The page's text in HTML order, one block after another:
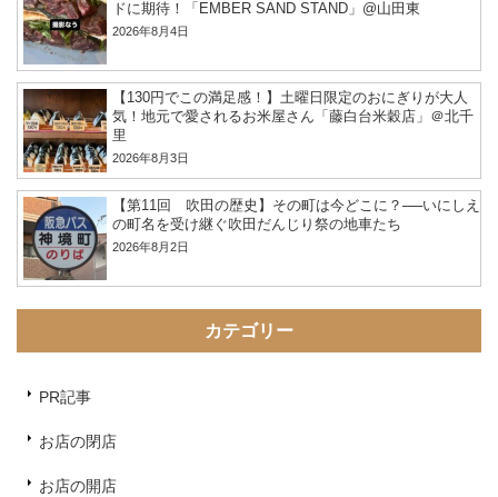
ドに期待！「EMBER SAND STAND」@山田東
2026年8月4日
【130円でこの満足感！】土曜日限定のおにぎりが大人
気！地元で愛されるお米屋さん「藤白台米穀店」＠北千
里
2026年8月3日
【第11回 吹田の歴史】その町は今どこに？──いにしえ
の町名を受け継ぐ吹田だんじり祭の地車たち
2026年8月2日
カテゴリー
PR記事
お店の閉店
お店の開店